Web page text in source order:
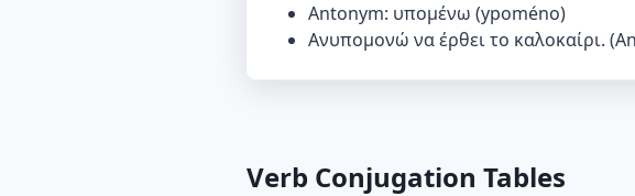
Antonym: υπομένω (ypoméno)
Ανυπομονώ να έρθει το καλοκαίρι.
Verb Conjugation Tables